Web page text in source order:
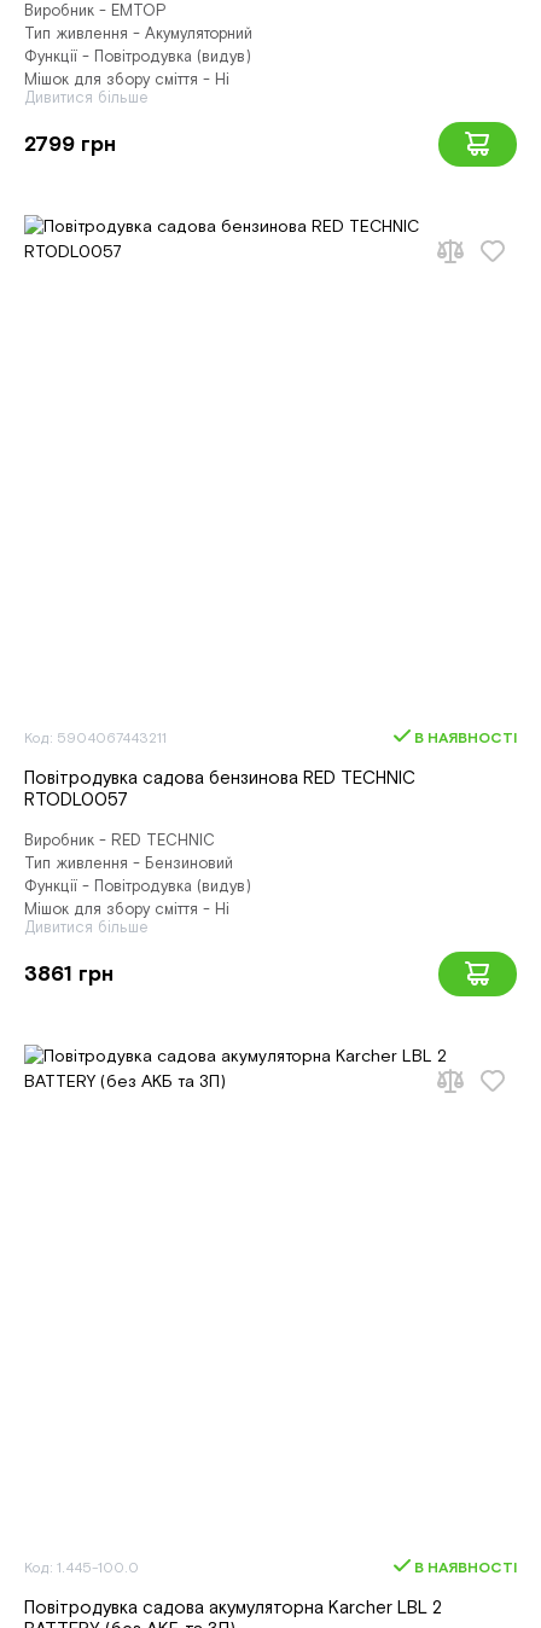
Виробник - EMTOP
Тип живлення - Акумуляторний
Функції - Повітродувка (видув)
Мішок для збору сміття - Ні
Дивитися більше
2799 грн
Код: 5904067443211 В НАЯВНОСТІ
Повітродувка садова бензинова RED TECHNIC
RTODL0057
Виробник - RED TECHNIC
Тип живлення - Бензиновий
Функції - Повітродувка (видув)
Мішок для збору сміття - Ні
Дивитися більше
3861 грн
Код: 1.445-100.0 В НАЯВНОСТІ
Повітродувка садова акумуляторна Karcher LBL 2